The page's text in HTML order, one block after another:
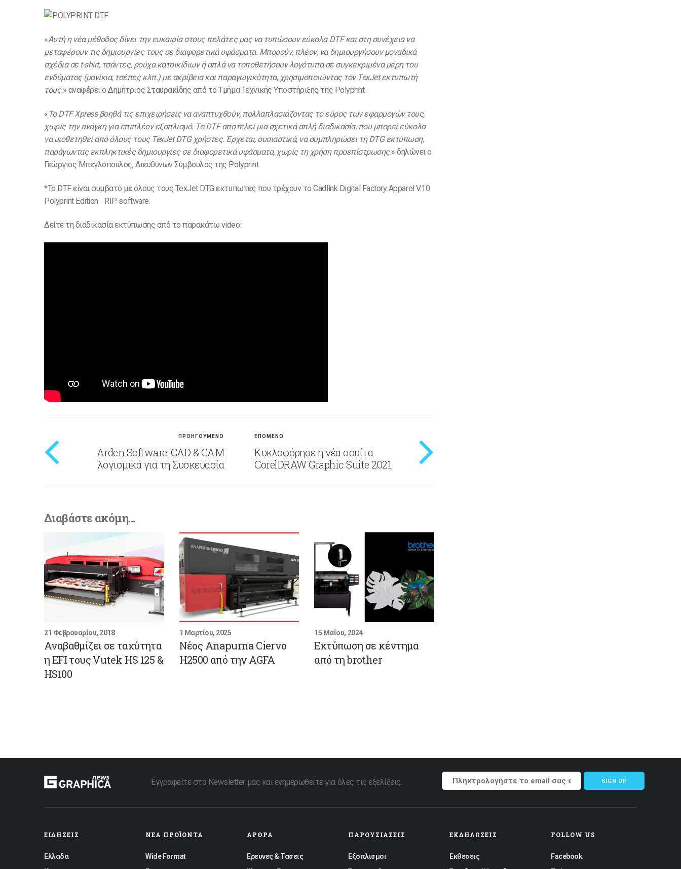
«Αυτή η νέα μέθοδος δίνει την ευκαιρία στους πελάτες μας να τυπώσουν εύκολα DTF και στη συνέχεια να
μεταφέρουν τις δημιουργίες τους σε διαφορετικά υφάσματα. Μπορούν, πλέον, να δημιουργήσουν μοναδικά
σχέδια σε t-shirt, τσάντες, ρούχα κατοικίδιων ή απλά να τοποθετήσουν λογότυπα σε συγκεκριμένα μέρη του
ενδύματος (μανίκια, τσέπες κλπ.) με ακρίβεια και παραγωγικότητα, χρησιμοποιώντας τον TexJet εκτυπωτή
τους.» αναφέρει ο Δημήτριος Σταυρακίδης από το Τμήμα Τεχνικής Υποστήριξης της Polyprint.
« Το DTF Xpress βοηθά τις επιχειρήσεις να αναπτυχθούν, πολλαπλασιάζοντας το εύρος των εφαρμογών τους,
χωρίς την ανάγκη για επιπλέον εξοπλισμό. Το DTF αποτελεί μια σχετικά απλή διαδικασία, που μπορεί εύκολα
να υιοθετηθεί από όλους τους TexJet DTG χρήστες. Έρχεται, ουσιαστικά, να συμπληρώσει τη DTG εκτύπωση,
παράγωντας εκπληκτικές δημιουργίες σε διαφορετικά υφάσματα, χωρίς τη χρήση προεπίστρωσης.» δηλώνει ο
Γεώργιος Μπεγλόπουλος, Διευθύνων Σύμβουλος της Polyprint.
*Το DTF είναι συμβατό με όλους τους TexJet DTG εκτυπωτές που τρέχουν το Cadlink Digital Factory Apparel V.10
Polyprint Edition - RIP software.
Δείτε τη διαδικασία εκτύπωσης από το παρακάτω video:
ΠΡΟΗΓΟΥΜΕΝΟ
Arden Software: CAD & CAM
λογισμικά για τη Συσκευασία
ΕΠΟΜΕΝΟ
Κυκλοφόρησε η νέα σουίτα
CorelDRAW Graphic Suite 2021
Διαβάστε ακόμη...
21 Φεβρουαρίου, 2018
Αναβαθμίζει σε ταχύτητα
η EFI τους Vutek HS 125 &
HS100
1 Μαρτίου, 2025
Νέος Anapurna Ciervo
H2500 από την AGFA
15 Μαΐου, 2024
Εκτύπωση σε κέντημα
από τη brother
Εγγραφείτε στο Newsletter μας και ενημερωθείτε για όλες τις εξελίξεις. SIGN UP
ΕΙΔΉΣΕΙΣ
Ελλαδα
ΝΈΑ ΠΡΟΪΌΝΤΑ
Wide Format
ΆΡΘΡΑ
Ερευνες & Τασεις
ΠΑΡΟΥΣΙΆΣΕΙΣ
Εξοπλισμοι
ΕΚΔΗΛΏΣΕΙΣ
Εκθεσεις
FOLLOW US
Facebook